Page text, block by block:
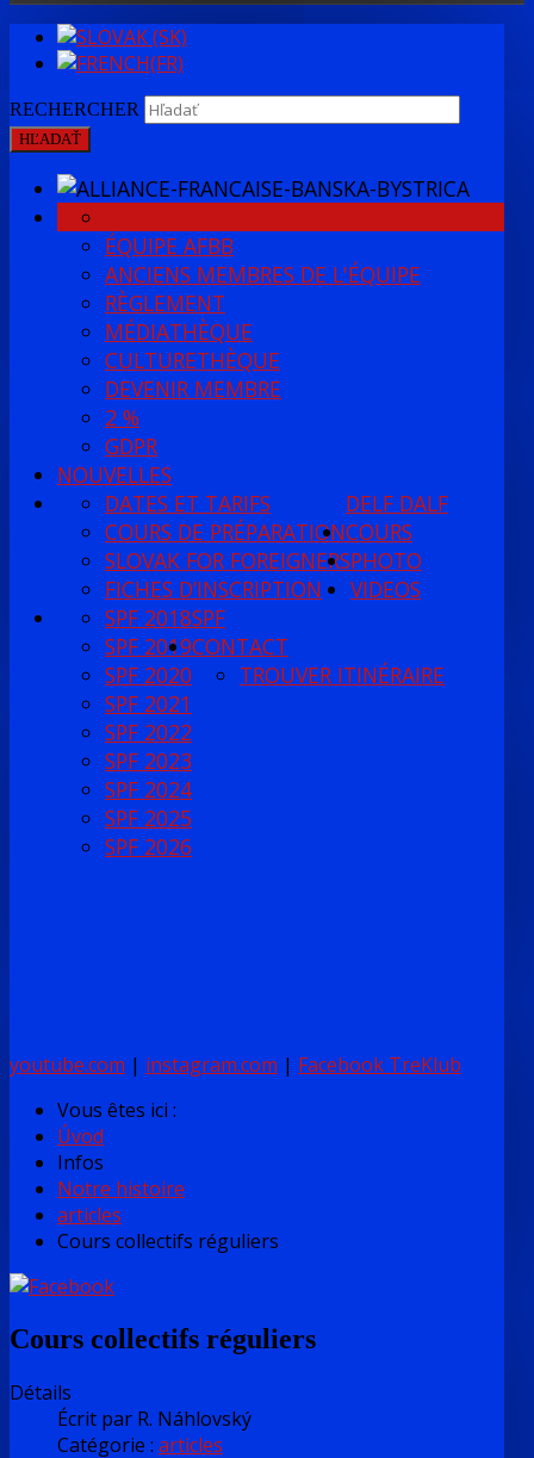
RECHERCHER
HĽADAŤ
ÉQUIPE AFBB
ANCIENS MEMBRES DE L'ÉQUIPE
RÈGLEMENT
MÉDIATHÈQUE
CULTURETHÈQUE
DEVENIR MEMBRE
2 %
GDPR
NOUVELLES
DELF DALF
DATES ET TARIFS
COURS DE PRÉPARATIONCOURS
SLOVAK FOR FOREIGNERS
FICHES D’INSCRIPTION
PHOTO
VIDEOS
SPF
SPF 2018
SPF 2019
SPF 2020
SPF 2021
SPF 2022
SPF 2023
SPF 2024
SPF 2025
SPF 2026
CONTACT
TROUVER ITINÉRAIRE
youtube.com | instagram.com | Facebook TreKlub
Vous êtes ici :
Úvod
Infos
Notre histoire
articles
Cours collectifs réguliers
Cours collectifs réguliers
Détails
Écrit par R. Náhlovský
Catégorie : articles